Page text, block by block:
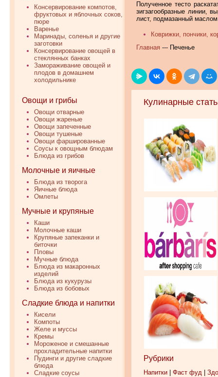
Консервирование компотов,
фруктовых и яблочных соков,
пюре
Варенье
Маринады, соленья и другие
заготовки
Консервирование овощей в
стеклянных банках
Замораживание овощей и
плодов в домашнем
холодильнике
Овощи и грибы
Овощи отварные
Овощи жареные
Овощи запеченные
Овощи тушеные
Овощи фаршированные
Соусы к овощным блюдам
Блюда из грибов
Молочные и яичные
Блюда из творога
Яичные блюда
Омлеты
Мучные и крупяные
Каши
Молочные каши
Крупяные запеканки и
биточки
Пловы
Мучные блюда
Блюда из макаронных
изделий
Блюда из кукурузы
Блюда из бобовых
Сладкие блюда и напитки
Кисели
Компоты
Желе и муссы
Кремы
Мороженое и смешанные
прохладительные напитки
Пудинги и другие сладкие
блюда
Сладкие соусы
Полученное тесто
зигзагообразные линии,
лист, подмазанный
Коврижки, пончики,
Главная --- Печенье
Кулинарные
Рубрики
Напитки Фаст фуд